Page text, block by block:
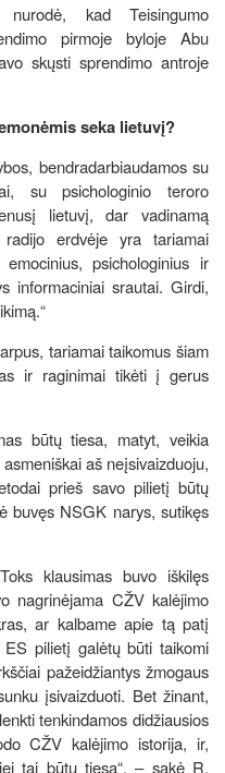
nurodė, kad Teisingumo
pirmoje byloje Abu
skųsti sprendimo antroje
seka lietuvį?
bendradarbiaudamos su
su psichologinio teroro
lietuvį, dar vadinamą
radijo erdvėje yra tariamai
psichologinius ir
informaciniai srautai. Girdi,
tariamai taikomus šiam
ir raginimai tikėti į gerus
būtų tiesa, matyt, veikia
aš neįsivaizduoju,
prieš savo pilietį būtų
buvęs NSGK narys, sutikęs
klausimas buvo iškilęs
nagrinėjama CŽV kalėjimo
ar kalbame apie tą patį
pilietį galėtų būti taikomi
pažeidžiantys žmogaus
įsivaizduoti. Bet žinant,
tenkindamos didžiausios
CŽV kalėjimo istorija, ir,
tai būtų tiesa“, – sakė R.